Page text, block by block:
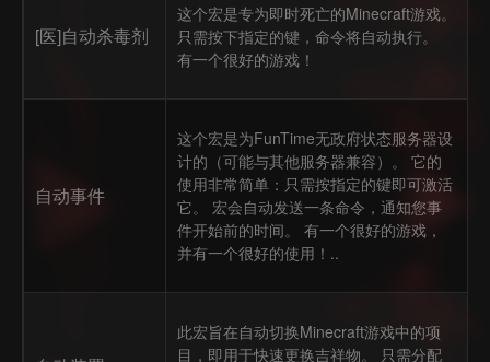
[医]自动杀毒剂
这个宏是专为即时死亡的Minecraft游戏。
只需按下指定的键，命令将自动执行。
有一个很好的游戏！
自动事件
这个宏是为FunTime无政府状态服务器设
计的（可能与其他服务器兼容）。 它的
使用非常简单：只需按指定的键即可激活
它。 宏会自动发送一条命令，通知您事
件开始前的时间。 有一个很好的游戏，
并有一个很好的使用！..
此宏旨在自动切换Minecraft游戏中的项
目，即用于快速更换吉祥物。 只需分配